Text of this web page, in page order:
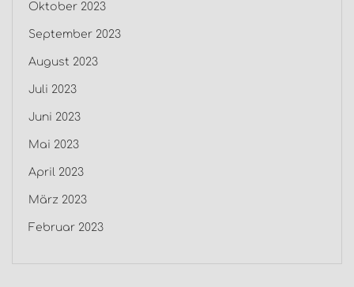
Oktober 2023
September 2023
August 2023
Juli 2023
Juni 2023
Mai 2023
April 2023
März 2023
Februar 2023